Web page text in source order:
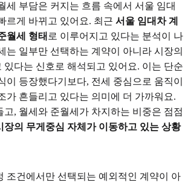
세 부담은 커지는 흐름 속에서 서울 임대
르게 바뀌고 있어요. 최근 서울 임대차 계
월세 형태 로 이루어지고 있다는 분석이 나
는 일부만 선택하는 계약이 아니라 시장의
있다는 신호로 해석되고 있어요. 이는 단순
이 등장했다기보다, 전세 중심으로 움직이
가 흔들리고 있다는 의미에 더 가까워요.
고, 월세와 준월세가 차지하는 비중은 점점
장의 무게중심 자체가 이동하고 있는 상황
조건에서만 선택되는 예외적인 계약이 아